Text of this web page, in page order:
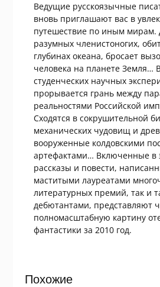
Ведущие русскоязычные
вновь приглашают вас в
путешествие по иным мирам.
разумных членистоногих,
глубинах океана, бросает
человека на планете Земля…
студенческих научных
прорывается грань между
реальностями Российской
Сходятся в сокрушительной
механических чудовищ и
вооруженные колдовскими
артефактами… Включенные в
рассказы и повести,
маститыми лауреатами
литературных премий, так и
дебютантами, представляют
полномасштабную картину
фантастики за 2010 год.
Похожие